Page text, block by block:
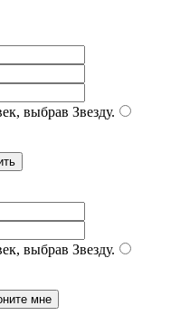
выбрав Звезду.
выбрав Звезду.